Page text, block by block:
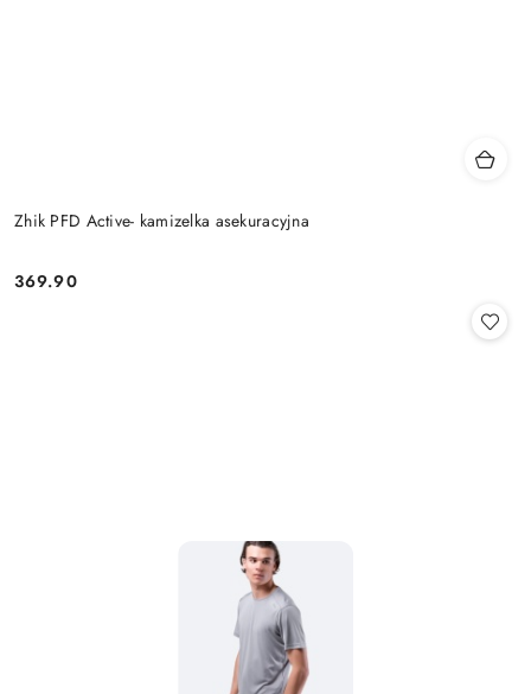
Zhik PFD Active- kamizelka asekuracyjna
Cena:
369.90